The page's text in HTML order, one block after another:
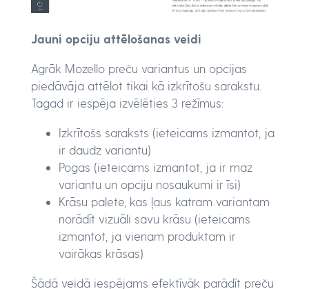
Jauni opciju attēlošanas veidi
Agrāk Mozello preču variantus un opcijas
piedāvāja attēlot tikai kā izkrītošu sarakstu.
Tagad ir iespēja izvēlēties 3 režīmus:
Izkrītošs saraksts (ieteicams izmantot, ja
ir daudz variantu)
Pogas (ieteicams izmantot, ja ir maz
variantu un opciju nosaukumi ir īsi)
Krāsu palete, kas ļaus katram variantam
norādīt vizuāli savu krāsu (ieteicams
izmantot, ja vienam produktam ir
vairākas krāsas)
Šādā veidā iespējams efektīvāk parādīt preču